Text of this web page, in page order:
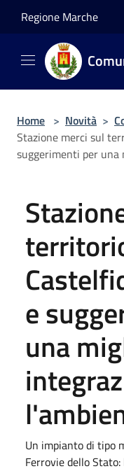
Regione Marche
Home > Novità >
Stazione merci sul
suggerimenti per
e
una
Un impianto di tipo
Ferrovie dello